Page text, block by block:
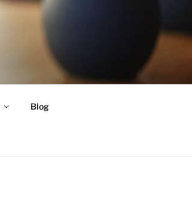
Blog